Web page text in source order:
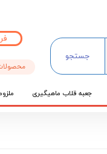
جستجو
جعبه قلاب ماهیگیری